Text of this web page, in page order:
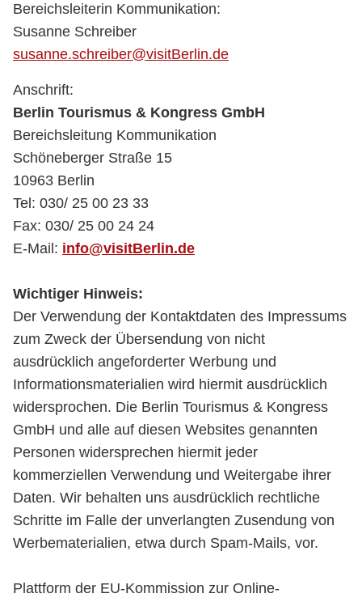
Bereichsleiterin Kommunikation:
Susanne Schreiber
susanne.schreiber@visitBerlin.de
Anschrift:
Berlin Tourismus & Kongress GmbH
Bereichsleitung Kommunikation
Schöneberger Straße 15
10963 Berlin
Tel: 030/ 25 00 23 33
Fax: 030/ 25 00 24 24
E-Mail: info@visitBerlin.de
Wichtiger Hinweis:
Der Verwendung der Kontaktdaten des Impressums
zum Zweck der Übersendung von nicht
ausdrücklich angeforderter Werbung und
Informationsmaterialien wird hiermit ausdrücklich
widersprochen. Die Berlin Tourismus & Kongress
GmbH und alle auf diesen Websites genannten
Personen widersprechen hiermit jeder
kommerziellen Verwendung und Weitergabe ihrer
Daten. Wir behalten uns ausdrücklich rechtliche
Schritte im Falle der unverlangten Zusendung von
Werbematerialien, etwa durch Spam-Mails, vor.
Plattform der EU-Kommission zur Online-